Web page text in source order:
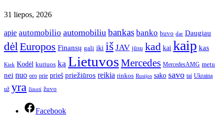
31 liepos, 2026
apie automobilio automobiliu bankas banko buvo dar Daugiau
dėl Europos Finansų gali iki iš JAV jūsų kad kai kaip kas
Kiek Kodėl kuriuos ką LietuvosMercedes MercedesAMG metu
nei nuo oro prie prieš priežiūros reikia rinkos Rusijos sako savo tai Ukrainą
už yra žinoti žuvo
Facebook